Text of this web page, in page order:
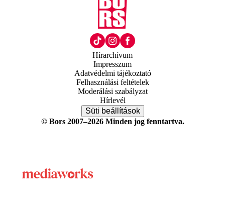
Hírarchívum
Impresszum
Adatvédelmi tájékoztató
Felhasználási feltételek
Moderálási szabályzat
Hírlevél
Süti beállítások
© Bors 2007–2026 Minden jog fenntartva.